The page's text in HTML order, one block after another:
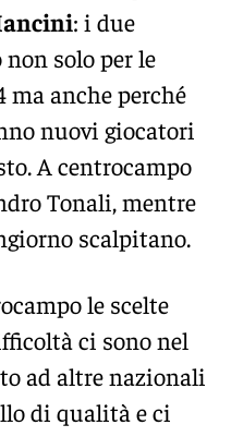
: i due
solo per le
anche perché
nuovi giocatori
A centrocampo
Tonali, mentre
scalpitano.
le scelte
ci sono nel
ad altre nazionali
di qualità e ci